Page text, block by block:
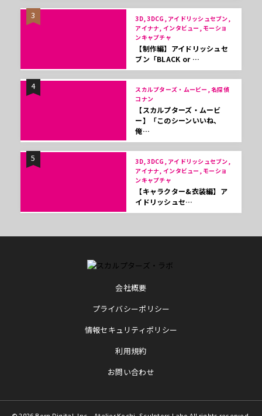
3
3D, 3DCG, アイドリッシュセブン,
アイナナ, インタビュー, モーショ
ンキャプチャ
【制作編】アイドリッシュセ
ブン「BLACK or …
4
スカルプターズ・ムービー, 名探偵
コナン
【スカルプターズ・ムービ
ー】「このシーンいいね、
俺…
5
3D, 3DCG, アイドリッシュセブン,
アイナナ, インタビュー, モーショ
ンキャプチャ
【キャラクター&衣装編】ア
イドリッシュセ…
会社概要
プライバシーポリシー
情報セキュリティポリシー
利用規約
お問い合わせ